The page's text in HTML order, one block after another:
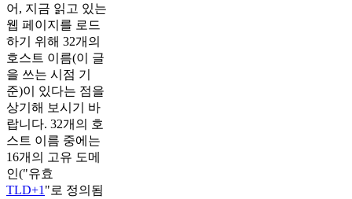
어, 지금 읽고 있는
웹 페이지를 로드
하기 위해 32개의
호스트 이름(이 글
을 쓰는 시점 기
준)이 있다는 점을
상기해 보시기 바
랍니다. 32개의 호
스트 이름 중에는
16개의 고유 도메
인("유효
TLD+1 "로 정의됨